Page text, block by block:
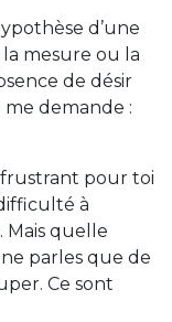
d’une
mesure ou la
de désir
me demande :
pour toi
à
Mais quelle
parles que de
Ce sont